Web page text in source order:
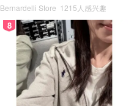
Bernardelli Store 1215人感兴趣
8